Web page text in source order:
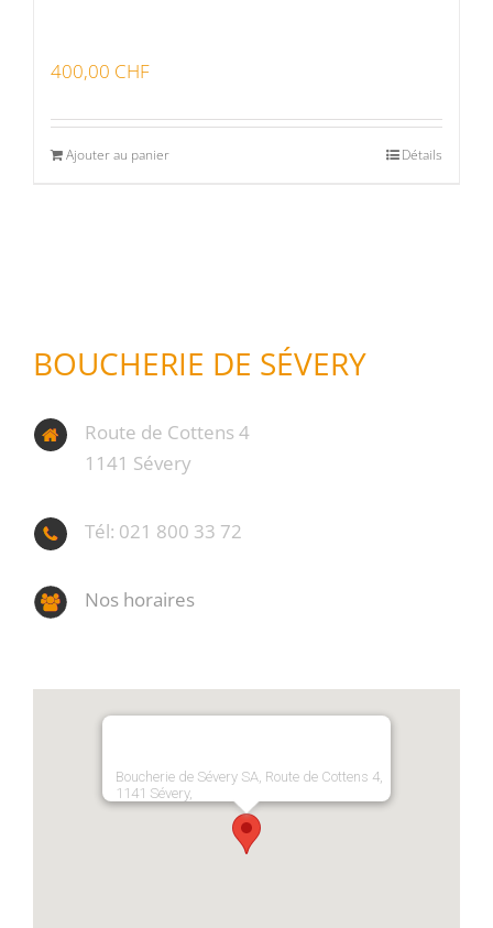
400,00 CHF
Ajouter au panier Détails
BOUCHERIE DE SÉVERY
Route de Cottens 4
1141 Sévery
Tél: 021 800 33 72
Nos horaires
Boucherie de Sévery SA, Route de Cottens 4,
1141 Sévery,